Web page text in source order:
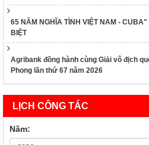
65 NĂM NGHĨA TÌNH VIỆT NAM -
BIỆT
Agribank đồng hành cùng Giải vô địch
Phong lần thứ 67 năm 2026
LỊCH CÔNG TÁC
Năm: